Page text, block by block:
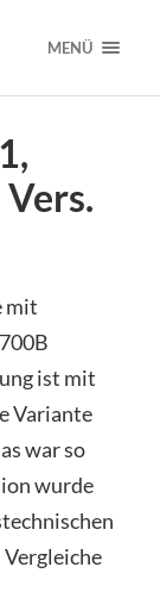
MENÜ
mit
ist mit
Variante
war so
wurde